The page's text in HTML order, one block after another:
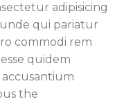
adipisicing
qui pariatur
commodi rem
quidem
the